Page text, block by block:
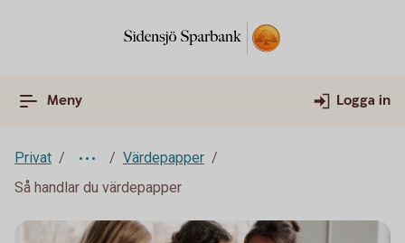
Meny Logga in
Privat
Värdepapper
Så handlar du värdepapper